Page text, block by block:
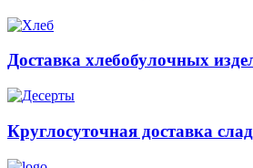
Доставка хлебобулочных
Круглосуточная доставка